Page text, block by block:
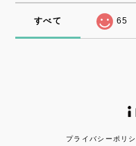
すべて 65
プライバシーポリ